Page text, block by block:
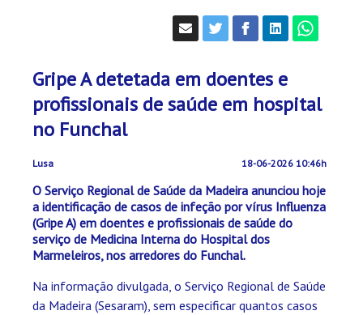
Gripe A detetada em doentes e
profissionais de saúde em hospital
no Funchal
Lusa 18-06-2026 10:46h
O Serviço Regional de Saúde da Madeira anunciou hoje
a identificação de casos de infeção por vírus Influenza
(Gripe A) em doentes e profissionais de saúde do
serviço de Medicina Interna do Hospital dos
Marmeleiros, nos arredores do Funchal.
Na informação divulgada, o Serviço Regional de Saúde
da Madeira (Sesaram), sem especificar quantos casos